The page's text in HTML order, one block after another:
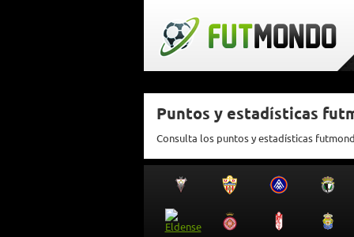
Puntos y estadísticas
Consulta los puntos y estadísticas